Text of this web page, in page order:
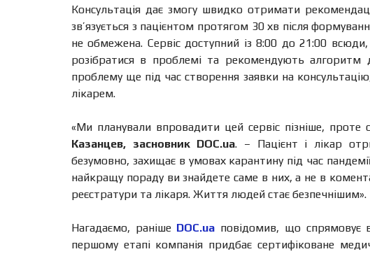
Консультація дає змогу швидко отримати
зв’язується з пацієнтом протягом 30 хв після
не обмежена. Сервіс доступний із 8:00 до 21:00 всюди,
розібратися в проблемі та рекомендують алгоритм
проблему ще під час створення заявки на
лікарем.
«Ми планували впровадити цей сервіс пізніше,
Казанцев, засновник DOC.ua. – Пацієнт і лікар
безумовно, захищає в умовах карантину під час
найкращу пораду ви знайдете саме в них, а не в
реєстратури та лікаря. Життя людей стає безпечнішим».
Нагадаємо, раніше DOC.ua повідомив, що спрямовує
першому етапі компанія придбає сертифіковане